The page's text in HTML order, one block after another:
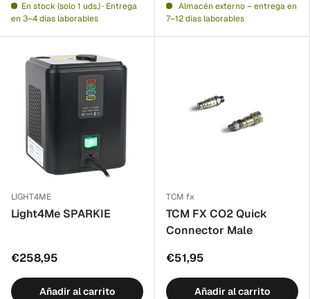
En stock (solo 1 uds.) · Entrega
en 3–4 días laborables
Almacén externo – entrega en
7–12 días laborables
LIGHT4ME
Light4Me SPARKIE
€258,95
Añadir al carrito
TCM fx
TCM FX CO2 Quick
Connector Male
€51,95
Añadir al carrito